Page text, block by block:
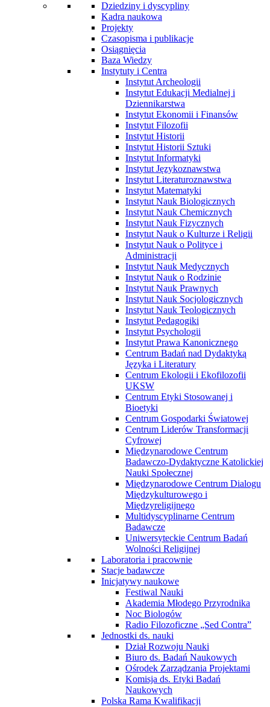
Dziedziny i dyscypliny
Kadra naukowa
Projekty
Czasopisma i publikacje
Osiągnięcia
Baza Wiedzy
Instytuty i Centra
Instytut Archeologii
Instytut Edukacji Medialnej i
Dziennikarstwa
Instytut Ekonomii i Finansów
Instytut Filozofii
Instytut Historii
Instytut Historii Sztuki
Instytut Informatyki
Instytut Językoznawstwa
Instytut Literaturoznawstwa
Instytut Matematyki
Instytut Nauk Biologicznych
Instytut Nauk Chemicznych
Instytut Nauk Fizycznych
Instytut Nauk o Kulturze i Religii
Instytut Nauk o Polityce i
Administracji
Instytut Nauk Medycznych
Instytut Nauk o Rodzinie
Instytut Nauk Prawnych
Instytut Nauk Socjologicznych
Instytut Nauk Teologicznych
Instytut Pedagogiki
Instytut Psychologii
Instytut Prawa Kanonicznego
Centrum Badań nad Dydaktyką
Języka i Literatury
Centrum Ekologii i Ekofilozofii
UKSW
Centrum Etyki Stosowanej i
Bioetyki
Centrum Gospodarki Światowej
Centrum Liderów Transformacji
Cyfrowej
Międzynarodowe Centrum
Badawczo-Dydaktyczne Katolickiej
Nauki Społecznej
Międzynarodowe Centrum Dialogu
Międzykulturowego i
Międzyreligijnego
Multidyscyplinarne Centrum
Badawcze
Uniwersyteckie Centrum Badań
Wolności Religijnej
Laboratoria i pracownie
Stacje badawcze
Inicjatywy naukowe
Festiwal Nauki
Akademia Młodego Przyrodnika
Noc Biologów
Radio Filozoficzne „Sed Contra”
Jednostki ds. nauki
Dział Rozwoju Nauki
Biuro ds. Badań Naukowych
Ośrodek Zarządzania Projektami
Komisja ds. Etyki Badań
Naukowych
Polska Rama Kwalifikacji